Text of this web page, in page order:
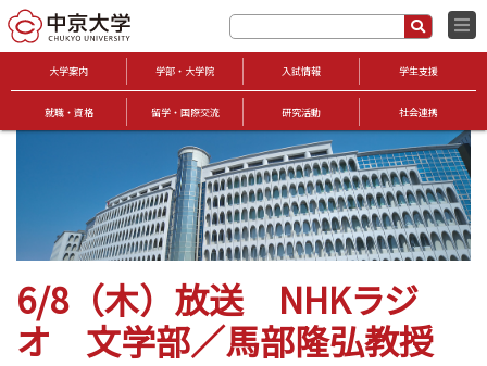
大学案内 学部・大学院 入試情報 学生支援
就職・資格 留学・国際交流 研究活動 社会連携
6/8（木）放送 NHKラジ
オ 文学部／馬部隆弘教授